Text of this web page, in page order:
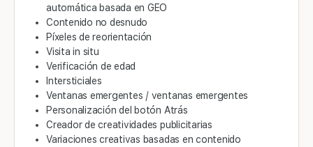
automática basada en GEO
Contenido no desnudo
Píxeles de reorientación
Visita in situ
Verificación de edad
Intersticiales
Ventanas emergentes / ventanas emergentes
Personalización del botón Atrás
Creador de creatividades publicitarias
Variaciones creativas basadas en contenido